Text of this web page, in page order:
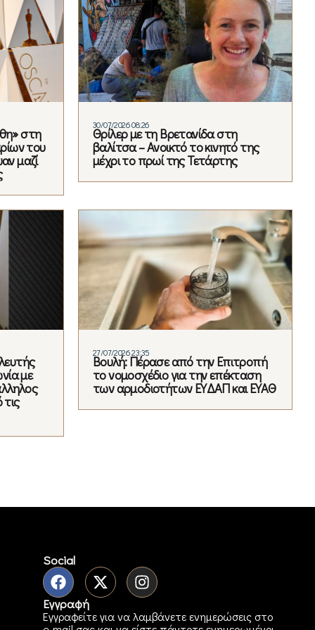
στη
του
μαζί
30/07/2026 08:26
Θρίλερ με τη Βρετανίδα στη
βαλίτσα – Ανοικτό το κινητό της
μέχρι το πρωί της Τετάρτης
με
27/07/2026 23:35
Βουλή: Πέρασε από την Επιτροπή
το νομοσχέδιο για την επέκταση
των αρμοδιοτήτων ΕΥΔΑΠ και ΕΥΑΘ
Social
Εγγραφή
Εγγραφείτε για να λαμβάνετε ενημερώσεις στο